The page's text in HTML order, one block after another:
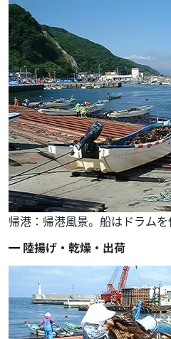
帰港：帰港風景。船はドラムを
陸揚げ・乾燥・出荷